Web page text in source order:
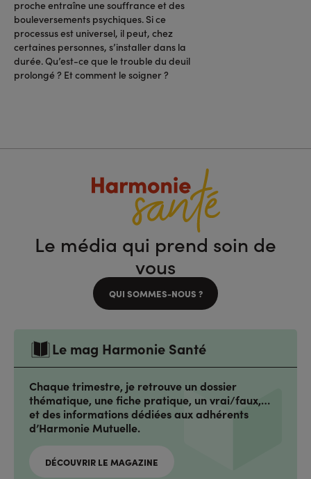
proche entraîne une souffrance et des
bouleversements psychiques. Si ce
processus est universel, il peut, chez
certaines personnes, s’installer dans la
durée. Qu’est-ce que le trouble du deuil
prolongé ? Et comment le soigner ?
Le média qui prend soin de
vous
QUI SOMMES-NOUS ?
Le mag Harmonie Santé
Chaque trimestre, je retrouve un dossier
thématique, une fiche pratique, un vrai/faux,…
et des informations dédiées aux adhérents
d’Harmonie Mutuelle.
DÉCOUVRIR LE MAGAZINE